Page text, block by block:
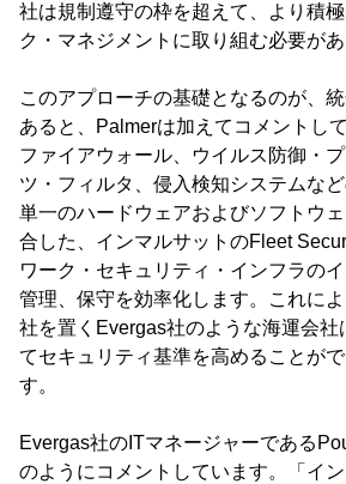
社は規制遵守の枠を超えて、より積
ク・マネジメントに取り組む必要が
このアプローチの基礎となるのが、
あると、Palmerは加えてコメントして
ファイアウォール、ウイルス防御・
ツ・フィルタ、侵入検知システムな
単一のハードウェアおよびソフトウ
合した、インマルサットのFleet
ワーク・セキュリティ・インフラの
管理、保守を効率化します。これに
社を置くEvergas社のような海運会社
てセキュリティ基準を高めることが
す。
Evergas社のITマネージャーである
のようにコメントしています。「イ